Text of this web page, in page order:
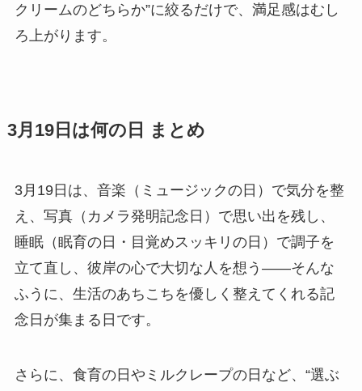
クリームのどちらか”に絞るだけで、満足感はむし
ろ上がります。
3月19日は何の日 まとめ
3月19日は、音楽（ミュージックの日）で気分を整
え、写真（カメラ発明記念日）で思い出を残し、
睡眠（眠育の日・目覚めスッキリの日）で調子を
立て直し、彼岸の心で大切な人を想う――そんな
ふうに、生活のあちこちを優しく整えてくれる記
念日が集まる日です。
さらに、食育の日やミルクレープの日など、“選ぶ